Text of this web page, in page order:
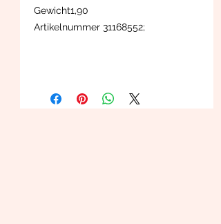
Gewicht1,90
Artikelnummer 31168552;